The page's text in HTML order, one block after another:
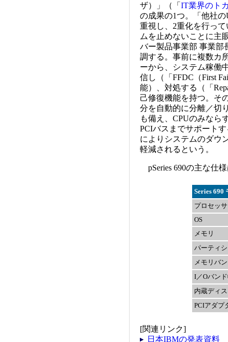
ザ）」（「 IT業界のト
の成果の1つ。「他社
重視し、2重化を行っ
ムを止めないことに主
バー製品事業部 事業部
調する。事前に複数カ
ーから、システム稼働
信し（「FFDC（First
能）、対処する（「
己修復機能を持つ。そ
分を自動的に分離／切
も備え、CPUのみなら
PCIバスまでサポート
によりシステムのダウ
軽減されるという。
pSeries 690の主な仕様
Series 690
プロセッサ
OS
メモリ
パーティ
メモリバ
I／Oバン
内蔵ディス
PCIアダプ
[関連リンク]
日本IBMの発表資料